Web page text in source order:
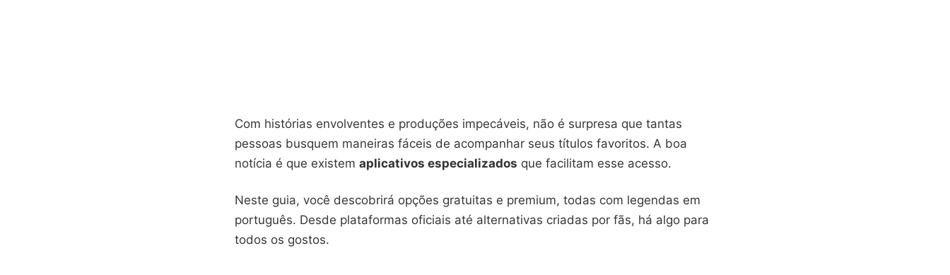
Com histórias envolventes e produções impecáveis, não é surpresa que tantas
pessoas busquem maneiras fáceis de acompanhar seus títulos favoritos. A boa
notícia é que existem aplicativos especializados que facilitam esse acesso.
Neste guia, você descobrirá opções gratuitas e premium, todas com legendas em
português. Desde plataformas oficiais até alternativas criadas por fãs, há algo para
todos os gostos.